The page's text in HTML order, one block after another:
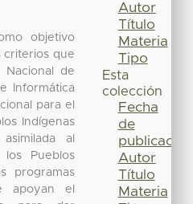
objetivo
criterios que
Nacional de
Informática
para el
Indígenas
al
los Pueblos
programas
apoyan el
Autor
Título
Materia
Tipo
Esta
colección
Fecha
de
publicación
Autor
Título
Materia